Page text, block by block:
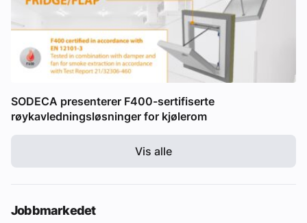
SODECA presenterer F400-sertifiserte
røykavledningsløsninger for kjølerom
Vis alle
Jobbmarkedet